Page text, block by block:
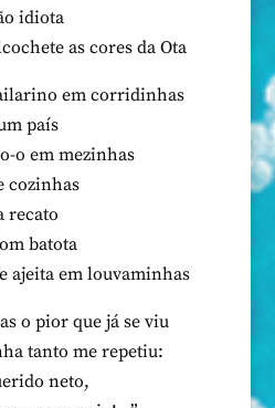
idiota
as cores da Ota
em corridinhas
país
o em mezinhas
cozinhas
recato
batota
ajeita em louvaminhas
o pior que já se viu
tanto me repetiu:
neto,